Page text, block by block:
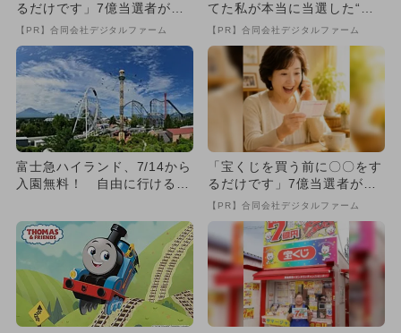
るだけです」7億当選者が続
出
【PR】合同会社デジタルファーム
てた私が本当に当選した“買
い方”がこれ
【PR】合同会社デジタルファーム
富士急ハイランド、7/14から
入園無料！ 自由に行ける施
「宝くじを買う前に〇〇をす
るだけです」7億当選者が続
出
【PR】合同会社デジタルファーム